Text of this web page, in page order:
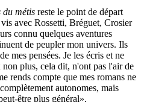
du métis reste le point de départ
avec Rossetti, Bréguet, Crosier
connu quelques aventures
de peupler mon univers. Ils
mes pensées. Je les écris et ne
plus, cela dit, n'ont pas l'air de
rends compte que mes romans ne
autonomes, mais
être plus général».